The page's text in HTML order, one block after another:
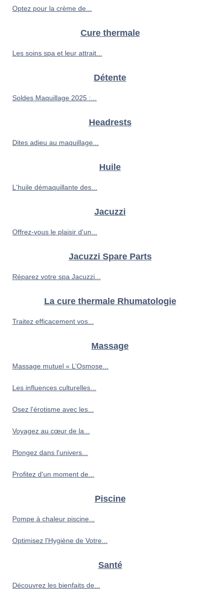
Optez pour la crème de...
Cure thermale
Les soins spa et leur attrait...
Détente
Soldes Maquillage 2025 :...
Headrests
Dites adieu au maquillage...
Huile
L'huile démaquillante des...
Jacuzzi
Offrez-vous le plaisir d'un...
Jacuzzi Spare Parts
Réparez votre spa Jacuzzi...
La cure thermale Rhumatologie
Traitez efficacement vos...
Massage
Massage mutuel « L’Osmose...
Les influences culturelles...
Osez l'érotisme avec les...
Voyagez au cœur de la...
Plongez dans l'univers...
Profitez d'un moment de...
Piscine
Pompe à chaleur piscine...
Optimisez l'Hygiène de Votre...
Santé
Découvrez les bienfaits de...